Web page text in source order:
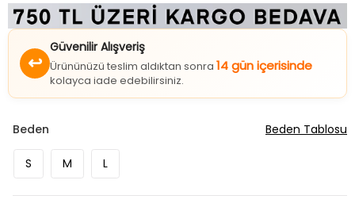
Güvenilir Alışveriş
Ürününüzü teslim aldıktan sonra
kolayca iade edebilirsiniz.
S